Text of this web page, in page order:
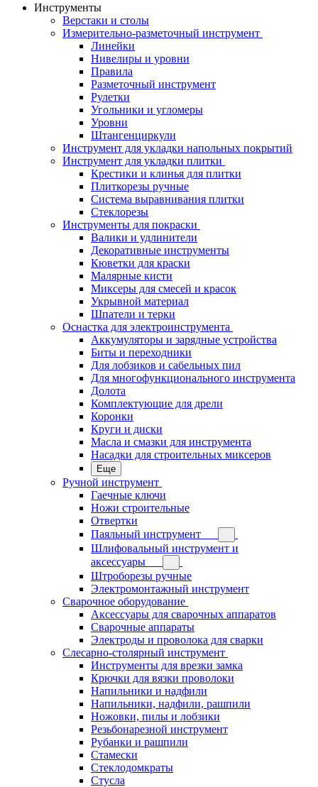
Инструменты
Верстаки и столы
Измерительно-разметочный инструмент
Линейки
Нивелиры и уровни
Правила
Разметочный инструмент
Рулетки
Угольники и угломеры
Уровни
Штангенциркули
Инструмент для укладки напольных покрытий
Инструмент для укладки плитки
Крестики и клинья для плитки
Плиткорезы ручные
Система выравнивания плитки
Стеклорезы
Инструменты для покраски
Валики и удлинители
Декоративные инструменты
Кюветки для краски
Малярные кисти
Миксеры для смесей и красок
Укрывной материал
Шпатели и терки
Оснастка для электроинструмента
Аккумуляторы и зарядные устройства
Биты и переходники
Для лобзиков и сабельных пил
Для многофункционального инструмента
Долота
Комплектующие для дрели
Коронки
Круги и диски
Масла и смазки для инструмента
Насадки для строительных миксеров
Еще
Ручной инструмент
Гаечные ключи
Ножи строительные
Отвертки
Паяльный инструмент
Шлифовальный инструмент и
аксессуары
Штроборезы ручные
Электромонтажный инструмент
Сварочное оборудование
Аксессуары для сварочных аппаратов
Сварочные аппараты
Электроды и проволока для сварки
Слесарно-столярный инструмент
Инструменты для врезки замка
Крючки для вязки проволоки
Напильники и надфили
Напильники, надфили, рашпили
Ножовки, пилы и лобзики
Резьбонарезной инструмент
Рубанки и рашпили
Стамески
Стеклодомкраты
Стусла